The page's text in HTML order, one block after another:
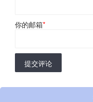
你的邮箱*
提交评论